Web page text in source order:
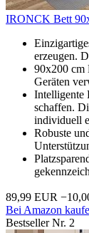
IRONCK Bett
erzeugen.
90x200 cm
Geräten
Intelligente
schaffen.
individuell
Robuste
89,99 EUR
Bei Amazon
Bestseller Nr. 2